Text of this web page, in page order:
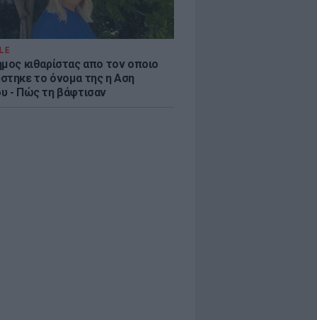
κιθαρίστας απο τον οποιο
το όνομα της η Αση
- Πώς τη βάφτισαν